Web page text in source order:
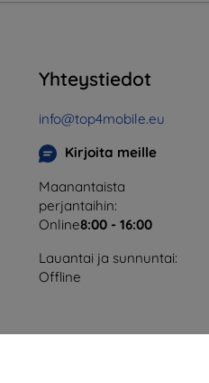
Yhteystiedot
info@top4mobile.eu
Kirjoita meille
Maanantaista
perjantaihin:
Online8:00 - 16:00
Lauantai ja sunnuntai:
Offline